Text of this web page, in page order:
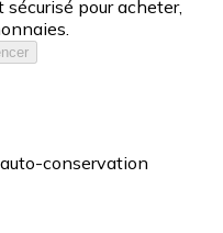
pour acheter,
conservation